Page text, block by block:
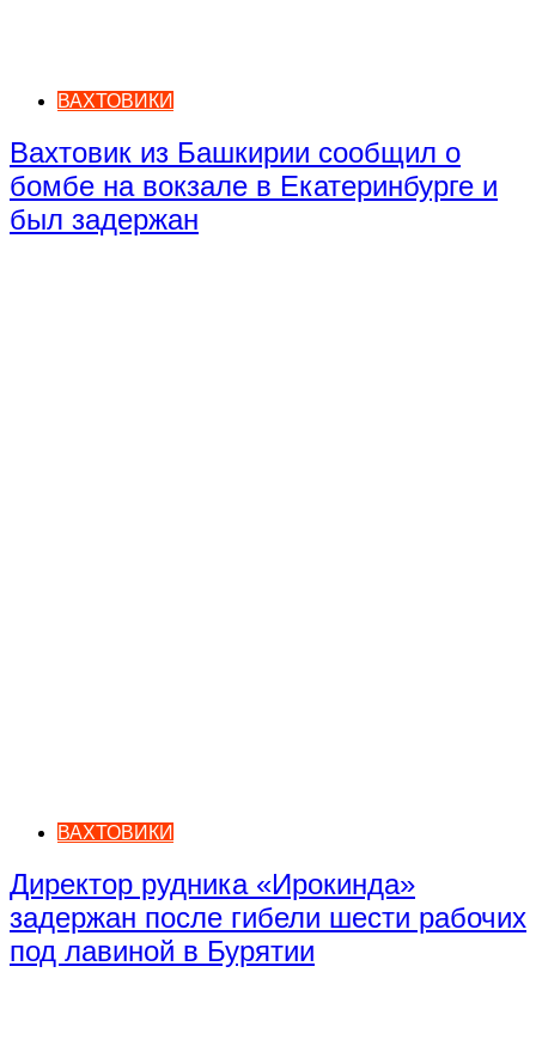
ВАХТОВИКИ
Вахтовик из Башкирии сообщил о
бомбе на вокзале в Екатеринбурге и
был задержан
ВАХТОВИКИ
Директор рудника «Ирокинда»
задержан после гибели шести рабочих
под лавиной в Бурятии